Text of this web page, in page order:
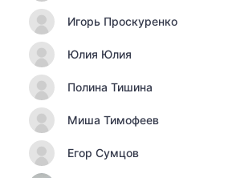
Игорь Проскуренко
Юлия Юлия
Полина Тишина
Миша Тимофеев
Егор Сумцов